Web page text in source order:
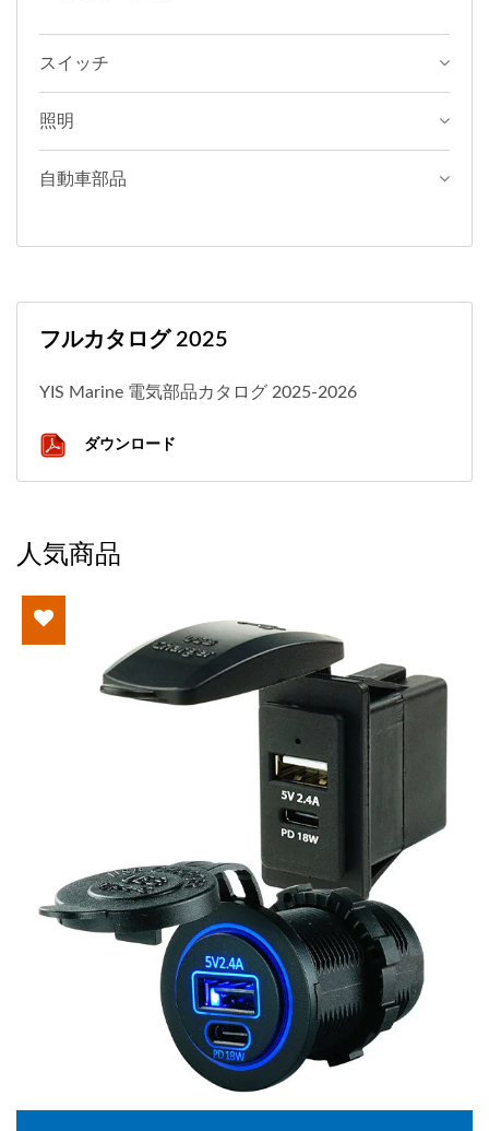
スイッチ
照明
自動車部品
フルカタログ 2025
YIS Marine 電気部品カタログ 2025-2026
ダウンロード
人気商品